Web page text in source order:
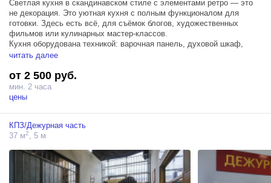
Светлая кухня в скандинавском стиле с элементами ретро — это
не декорация. Это уютная кухня с полным функционалом для
готовки. Здесь есть всё, для съёмок блогов, художественных
фильмов или кулинарных мастер-классов.
Кухня оборудована техникой: варочная панель, духовой шкаф,
холодильник, работающая раковина.
читать далее
от 2 500 руб.
мин. 2 часа
цены
КПЗ/Дежурная часть
37 м2 , 5 м